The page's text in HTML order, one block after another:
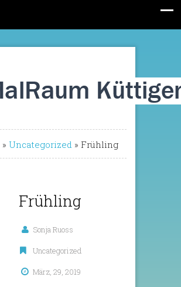
» Uncategorized » Frühling
Frühling
Sonja Ruoss
Uncategorized
März, 29, 2019